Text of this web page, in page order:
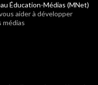
Éducation-Médias (MNet)
aider à développer
médias